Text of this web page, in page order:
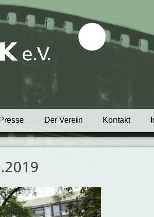
e.V.
Presse Der Verein Kontakt